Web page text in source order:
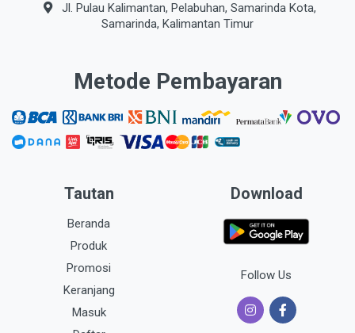
Jl. Pulau Kalimantan, Pelabuhan, Samarinda Kota,
Samarinda, Kalimantan Timur
Metode Pembayaran
Tautan
Beranda
Produk
Promosi
Keranjang
Masuk
Download
Follow Us